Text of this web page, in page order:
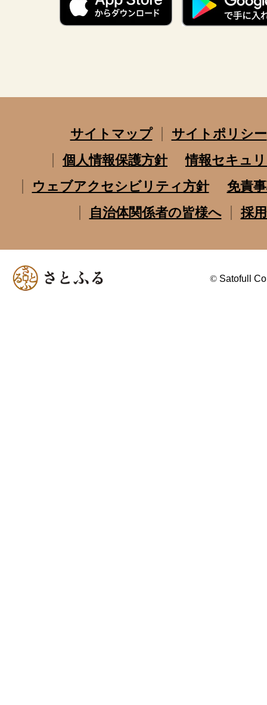
サイトマップ
サイトポリシー
個人情報保護方針
情報セキュ
ウェブアクセシビリティ方針
免責
自治体関係者の皆様へ
採
© Satofull